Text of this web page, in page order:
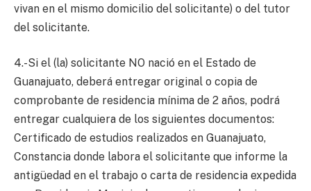
vivan en el mismo domicilio del solicitante) o del tutor
del solicitante.
4.-Si el (la) solicitante NO nació en el Estado de
Guanajuato, deberá entregar original o copia de
comprobante de residencia mínima de 2 años, podrá
entregar cualquiera de los siguientes documentos:
Certificado de estudios realizados en Guanajuato,
Constancia donde labora el solicitante que informe la
antigüedad en el trabajo o carta de residencia expedida